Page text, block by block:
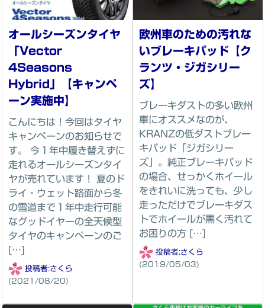
オールシーズンタイヤ
「Vector
4Seasons
Hybrid」【キャンペ
ーン実施中】
こんにちは！今回はタイヤ
キャンペーンのお知らせで
す。 今１年中履き替えずに
走れるオールシーズンタイ
ヤが売れています！ 夏のド
ライ・ウェット路面から冬
の雪道まで１年中走行可能
なグッドイヤーの全天候型
タイヤのキャンペーンのご
[…]
投稿者:さくら
(2021/08/20)
欧州車のための汚れな
いブレーキパッド【ク
ランツ・ジガシリー
ズ】
ブレーキダストの多い欧州
車にオススメなのが、
KRANZの低ダストブレー
キパッド「ジガシリー
ズ」。純正ブレーキパッド
の場合、せっかくホイール
をきれいに洗っても、少し
走っただけでブレーキダス
トでホイールが黒く汚れて
お困りの方 […]
投稿者:さくら
(2019/05/03)